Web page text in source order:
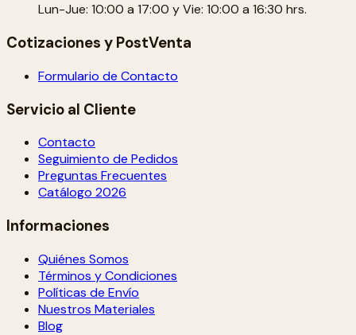
Lun-Jue: 10:00 a 17:00 y Vie: 10:00 a 16:30 hrs.
Cotizaciones y PostVenta
Formulario de Contacto
Servicio al Cliente
Contacto
Seguimiento de Pedidos
Preguntas Frecuentes
Catálogo 2026
Informaciones
Quiénes Somos
Términos y Condiciones
Políticas de Envío
Nuestros Materiales
Blog